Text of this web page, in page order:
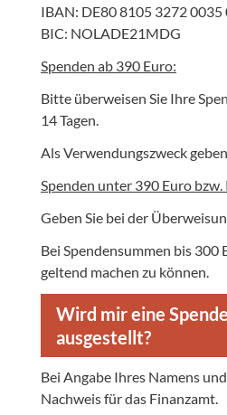
IBAN: DE80 8105 3272 0035
BIC: NOLADE21MDG
Spenden ab 390 Euro:
Bitte überweisen Sie Ihre
14 Tagen.
Als Verwendungszweck
Spenden unter 390 Euro
Geben Sie bei der
Bei Spendensummen bis 300
geltend machen zu können.
Wird mir eine
ausgestellt?
Bei Angabe Ihres Namens
Nachweis für das Finanzamt.